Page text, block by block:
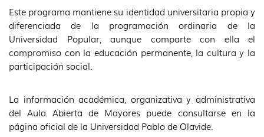
Este programa mantiene su identidad universitaria propia y
diferenciada de la programación ordinaria de la
Universidad Popular, aunque comparte con ella el
compromiso con la educación permanente, la cultura y la
participación social.
La información académica, organizativa y administrativa
del Aula Abierta de Mayores puede consultarse en la
página oficial de la Universidad Pablo de Olavide.